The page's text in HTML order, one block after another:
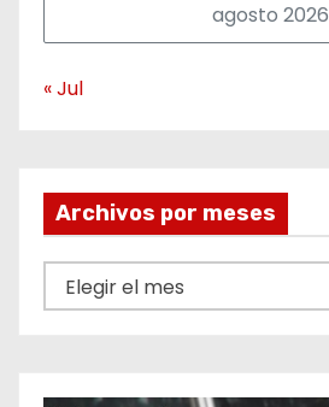
agosto 2026
« Jul
Archivos por meses
r